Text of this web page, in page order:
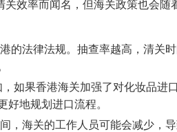
效率而闻名，但海关政策也会随
的法律法规。抽查率越高，清关
如果香港海关加强了对化妆品进
地规划进口流程。
，海关的工作人员可能会减少，